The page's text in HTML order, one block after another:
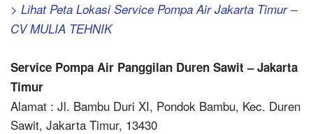
> Lihat Peta Lokasi Service Pompa Air Jakarta Timur –
CV MULIA TEHNIK
Service Pompa Air Panggilan Duren Sawit – Jakarta
Timur
Alamat : Jl. Bambu Duri XI, Pondok Bambu, Kec. Duren
Sawit, Jakarta Timur, 13430